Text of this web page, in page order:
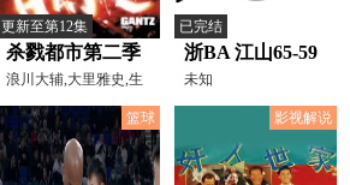
更新至第12集
杀戮都市第二季
浪川大辅,大里雅史,生
天目仁美,矢部雅史,川
已完结
浙BA 江山65-59
常山20260807
未知
篮球 影视解说